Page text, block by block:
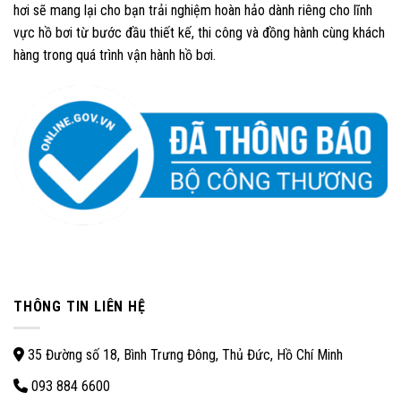
hơi sẽ mang lại cho bạn trải nghiệm hoàn hảo dành riêng cho lĩnh
vực hồ bơi từ bước đầu thiết kế, thi công và đồng hành cùng khách
hàng trong quá trình vận hành hồ bơi.
THÔNG TIN LIÊN HỆ
35 Đường số 18, Bình Trưng Đông, Thủ Đức, Hồ Chí Minh
093 884 6600